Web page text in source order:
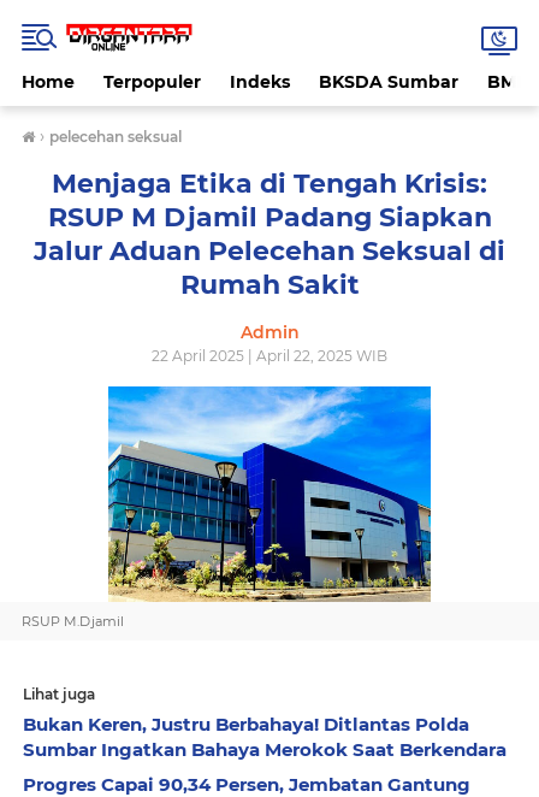
Home Terpopuler Indeks BKSDA Sumbar
› pelecehan seksual
Menjaga Etika di Tengah Krisis:
RSUP M Djamil Padang Siapkan
Jalur Aduan Pelecehan Seksual di
Rumah Sakit
Admin
22 April 2025 | April 22, 2025 WIB
RSUP M.Djamil
Lihat juga
Bukan Keren, Justru Berbahaya! Ditlantas Polda
Sumbar Ingatkan Bahaya Merokok Saat Berkendara
Progres Capai 90,34 Persen, Jembatan Gantung